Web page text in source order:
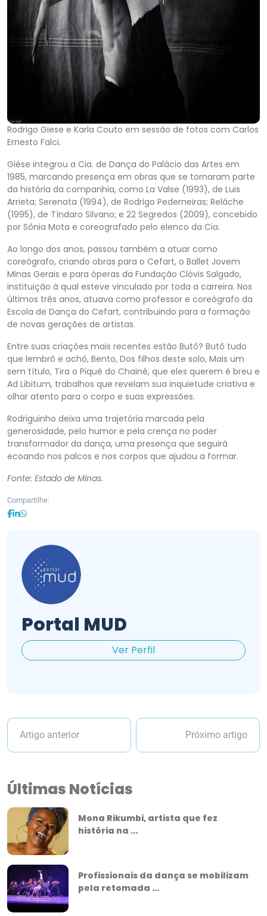
Rodrigo Giese e Karla Couto em sessão de fotos com Carlos
Ernesto Falci.
Giése integrou a Cia. de Dança do Palácio das Artes em
1985, marcando presença em obras que se tornaram parte
da história da companhia, como La Valse (1993), de Luis
Arrieta; Serenata (1994), de Rodrigo Pederneiras; Relâche
(1995), de Tíndaro Silvano; e 22 Segredos (2009), concebido
por Sônia Mota e coreografado pelo elenco da Cia.
Ao longo dos anos, passou também a atuar como
coreógrafo, criando obras para o Cefart, o Ballet Jovem
Minas Gerais e para óperas da Fundação Clóvis Salgado,
instituição à qual esteve vinculado por toda a carreira. Nos
últimos três anos, atuava como professor e coreógrafo da
Escola de Dança do Cefart, contribuindo para a formação
de novas gerações de artistas.
Entre suas criações mais recentes estão Butô? Butô tudo
que lembrô e achô, Bento, Dos filhos deste solo, Mais um
sem título, Tira o Piqué do Chainé, que eles querem é breu e
Ad Libitum, trabalhos que revelam sua inquietude criativa e
olhar atento para o corpo e suas expressões.
Rodriguinho deixa uma trajetória marcada pela
generosidade, pelo humor e pela crença no poder
transformador da dança, uma presença que seguirá
ecoando nos palcos e nos corpos que ajudou a formar.
Fonte: Estado de Minas.
Compartilhe:
Portal MUD
Ver Perfil
Artigo anterior Próximo artigo
Últimas Notícias
Mona Rikumbi, artista que fez
história na ...
Profissionais da dança se mobilizam
pela retomada ...